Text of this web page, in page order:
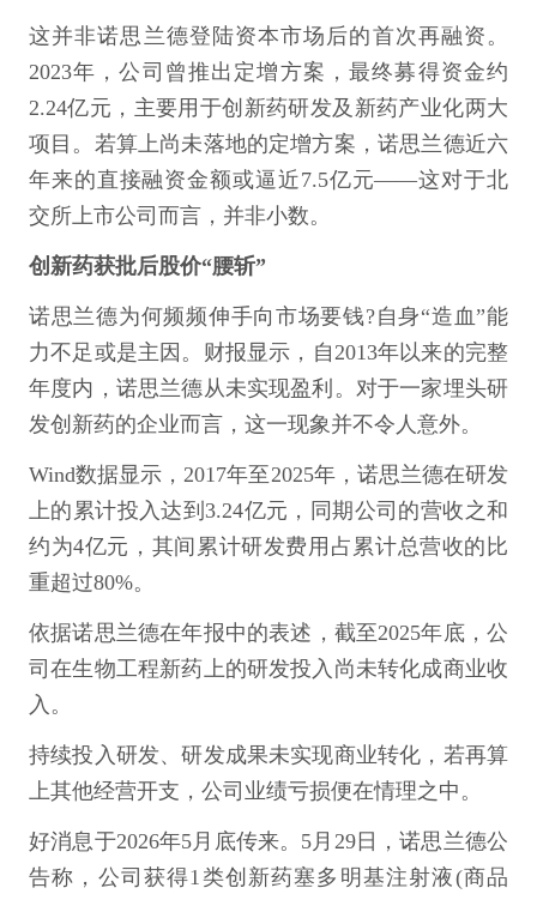
这并非诺思兰德登陆资本市场后的首次再融资。
2023年，公司曾推出定增方案，最终募得资金约
2.24亿元，主要用于创新药研发及新药产业化两大
项目。若算上尚未落地的定增方案，诺思兰德近六
年来的直接融资金额或逼近7.5亿元——这对于北
交所上市公司而言，并非小数。
创新药获批后股价“腰斩”
诺思兰德为何频频伸手向市场要钱?自身“造血”能
力不足或是主因。财报显示，自2013年以来的完整
年度内，诺思兰德从未实现盈利。对于一家埋头研
发创新药的企业而言，这一现象并不令人意外。
Wind数据显示，2017年至2025年，诺思兰德在研发
上的累计投入达到3.24亿元，同期公司的营收之和
约为4亿元，其间累计研发费用占累计总营收的比
重超过80%。
依据诺思兰德在年报中的表述，截至2025年底，公
司在生物工程新药上的研发投入尚未转化成商业收
入。
持续投入研发、研发成果未实现商业转化，若再算
上其他经营开支，公司业绩亏损便在情理之中。
好消息于2026年5月底传来。5月29日，诺思兰德公
告称，公司获得1类创新药塞多明基注射液(商品